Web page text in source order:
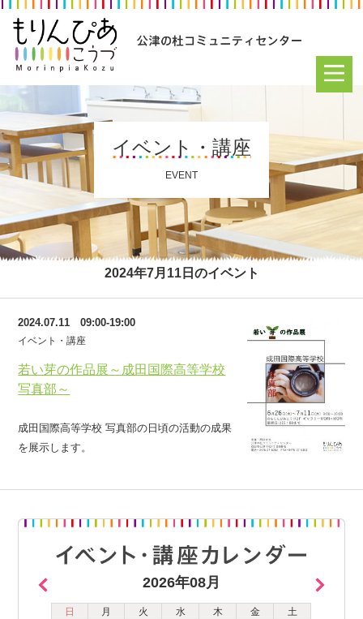
イベント・講座
EVENT
2024年7月11日のイベント
若い芽の作品展～成田国際高等学校
写真部～
2024.07.11 09:00-19:00
イベント・講座
成田国際高等学校 写真部の日頃の活動の成果
を展示します。
2026年08月
日 月 火 水 木 金
土